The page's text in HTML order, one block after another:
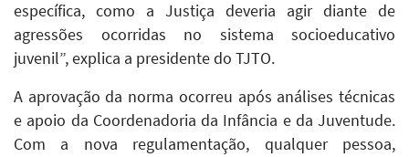
específica, como a Justiça deveria agir diante de
agressões ocorridas no sistema socioeducativo
juvenil”, explica a presidente do TJTO.
A aprovação da norma ocorreu após análises técnicas
e apoio da Coordenadoria da Infância e da Juventude.
Com a nova regulamentação, qualquer pessoa,